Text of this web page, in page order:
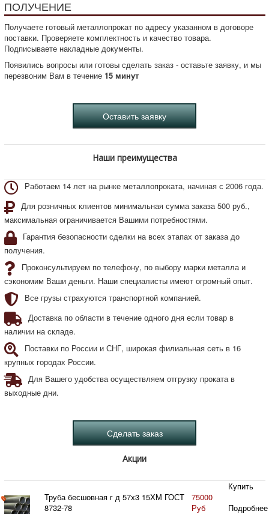
ПОЛУЧЕНИЕ
Получаете готовый металлопрокат по адресу указанном в договоре
поставки. Проверяете комплектность и качество товара.
Подписываете накладные документы.
Появились вопросы или готовы сделать заказ - оставьте заявку, и мы
перезвоним Вам в течение 15 минут
Наши преимущества
Работаем 14 лет на рынке металлопроката, начиная с 2006 года.
Для розничных клиентов минимальная сумма заказа 500 руб.,
максимальная ограничивается Вашими потребностями.
Гарантия безопасности сделки на всех этапах от заказа до
получения.
Проконсультируем по телефону, по выбору марки металла и
сэкономим Ваши деньги. Наши специалисты имеют огромный опыт.
Все грузы страхуются транспортной компанией.
Доставка по области в течение одного дня если товар в
наличии на складе.
Поставки по России и СНГ, широкая филиальная сеть в 16
крупных городах России.
Для Вашего удобства осуществляем отгрузку проката в
выходные дни.
Акции
Труба бесшовная г д 57х3 15ХМ ГОСТ
8732-78
75000
Руб
Купить
Подробнее